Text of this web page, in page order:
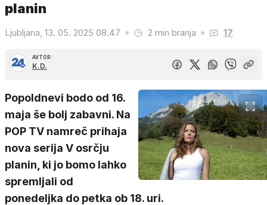
planin
Ljubljana, 13. 05. 2025 08.47 2 min branja 17
AVTOR:
K.D.
Popoldnevi bodo od 16.
maja še bolj zabavni. Na
POP TV namreč prihaja
nova serija V osrčju
planin, ki jo bomo lahko
spremljali od
ponedeljka do petka ob 18. uri.